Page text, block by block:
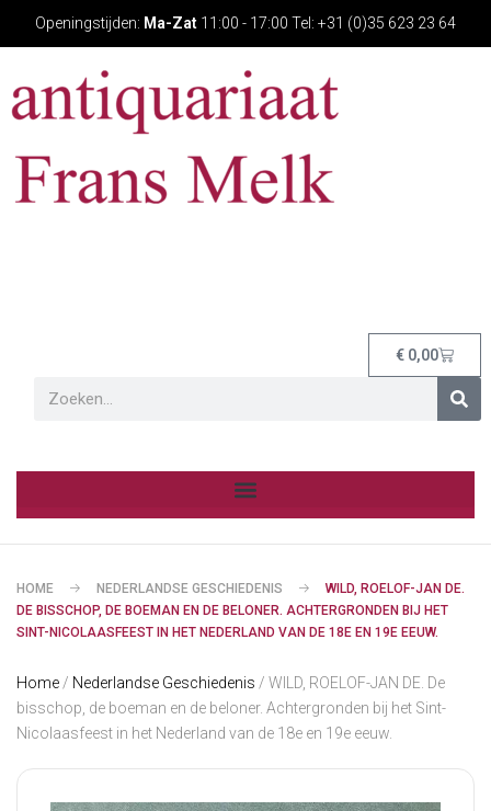
Openingstijden: Ma-Zat 11:00 - 17:00 Tel: +31 (0)35 623 23 64
€ 0,00
HOME NEDERLANDSE GESCHIEDENIS
WILD, ROELOF-JAN DE.
DE BISSCHOP, DE BOEMAN EN DE BELONER. ACHTERGRONDEN BIJ HET
SINT-NICOLAASFEEST IN HET NEDERLAND VAN DE 18E EN 19E EEUW.
Home / Nederlandse Geschiedenis / WILD, ROELOF-JAN DE. De
bisschop, de boeman en de beloner. Achtergronden bij het Sint-
Nicolaasfeest in het Nederland van de 18e en 19e eeuw.